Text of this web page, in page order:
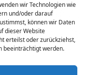
wir Technologien wie
und/oder darauf
können wir Daten
dieser Website
erteilst oder zurückziehst,
beeinträchtigt werden.